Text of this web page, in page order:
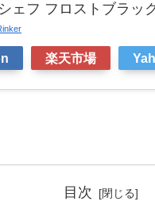
ェフ フロストブラッ
楽天市場
目次